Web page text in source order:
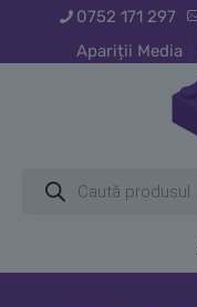
0752 171 297
Apariții Media
search